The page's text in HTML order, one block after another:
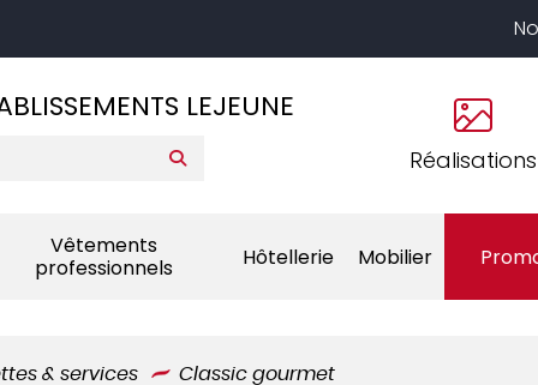
Réalisations
LEJEUNE
Vêtements
professionnels
Hôtellerie Mobilier
& services Classic gourmet